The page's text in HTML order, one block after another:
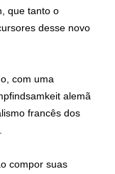
que tanto o
desse novo
com uma
alemã
francês dos
compor suas